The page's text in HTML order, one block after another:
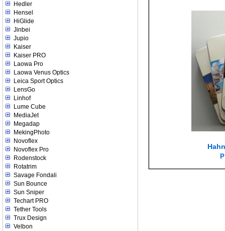
Hedler
Hensel
HiGlide
Jinbei
Jupio
Kaiser
Kaiser PRO
Laowa Pro
Laowa Venus Optics
Leica Sport Optics
LensGo
Linhof
Lume Cube
MediaJet
Megadap
MekingPhoto
Novoflex
Novoflex Pro
Rodenstock
Rotatrim
Savage Fondali
Sun Bounce
Sun Sniper
Techart PRO
Tether Tools
Trux Design
Velbon